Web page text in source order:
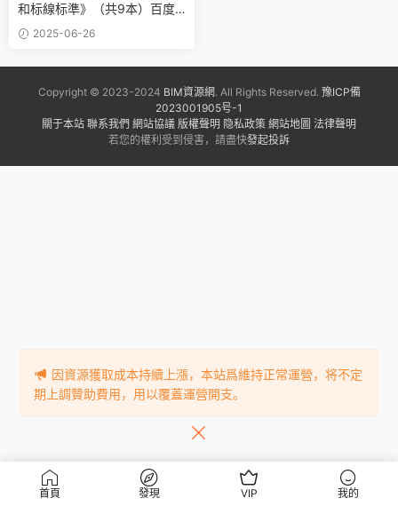
和标線标準》（共9本）百度
網盤PDF下載GB5768.2、GB
5768.3、GB5768.4、GB576
2025-06-26
Copyright © 2023-2024 BIM資源網. All Rights Reserved. 豫ICP備
2023001905号-1
關于本站 聯系我們 網站協議 版權聲明 隐私政策 網站地圖 法律聲明
若您的權利受到侵害，請盡快發起投訴
首頁 發現 VIP 我的
因資源獲取成本持續上漲，本站爲維持正常運營，将不定
期上調贊助費用，用以覆蓋運營開支。